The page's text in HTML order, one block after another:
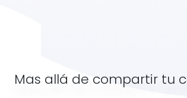
Mas allá de compartir tu